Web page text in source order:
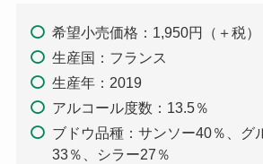
希望小売価格：1,950円（＋税）
生産国：フランス
生産年：2019
アルコール度数：13.5％
ブドウ品種：サンソー40％、グ
33％、シラー27％